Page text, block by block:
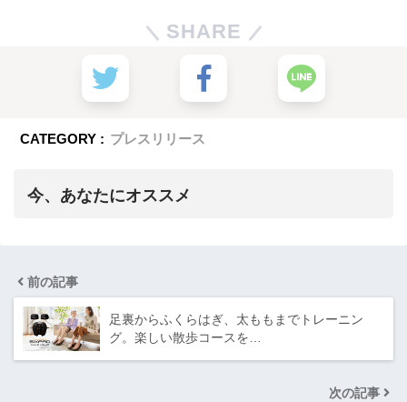
SHARE
CATEGORY : プレスリリース
今、あなたにオススメ
前の記事
足裏からふくらはぎ、太ももまでトレーニン
グ。楽しい散歩コースを…
次の記事